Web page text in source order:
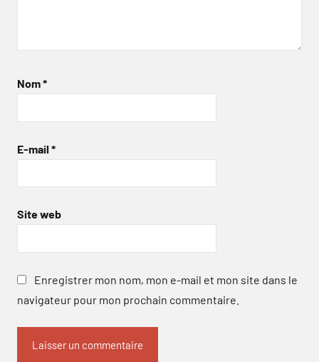
Nom*
E-mail *
Site web
Enregistrer mon nom, mon e-mail et mon site dans le
navigateur pour mon prochain commentaire.